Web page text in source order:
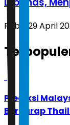
Rabu, 29 April
Prediksi
Berharap